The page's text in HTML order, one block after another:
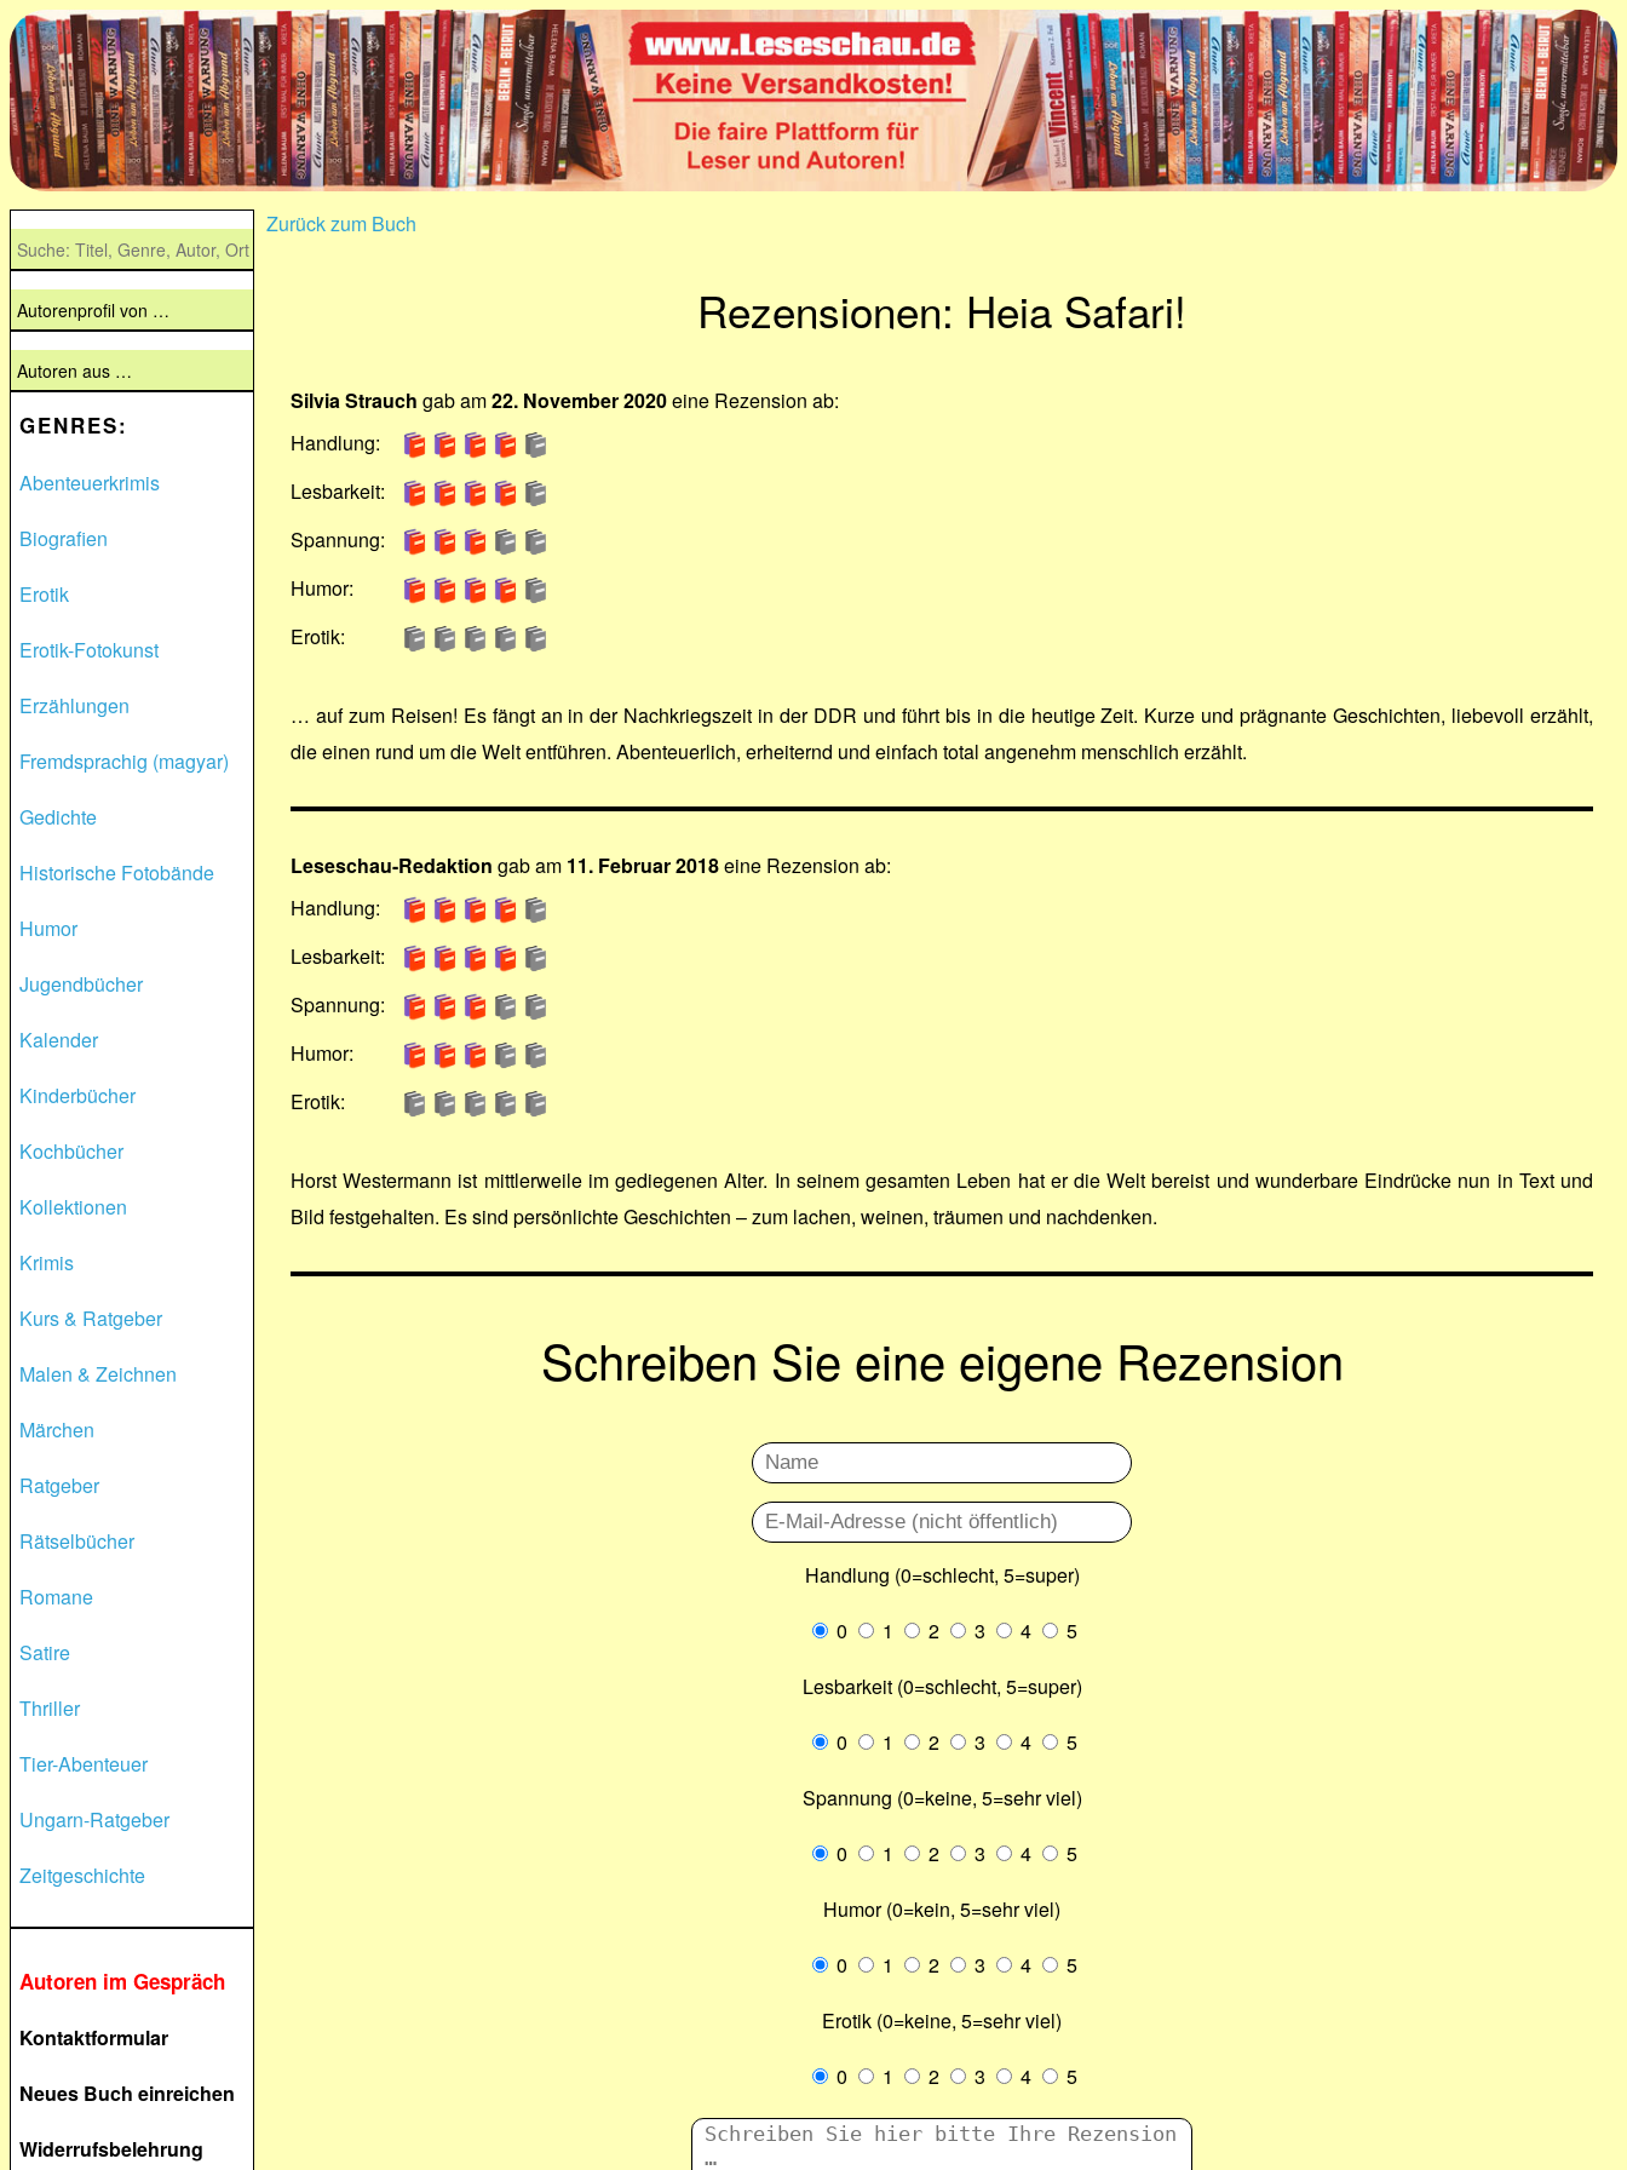
GENRES:
Abenteuerkrimis
Biografien
Erotik
Erotik-Fotokunst
Erzählungen
Fremdsprachig (magyar)
Gedichte
Historische Fotobände
Humor
Jugendbücher
Kalender
Kinderbücher
Kochbücher
Kollektionen
Krimis
Kurs & Ratgeber
Malen & Zeichnen
Märchen
Ratgeber
Rätselbücher
Romane
Satire
Thriller
Tier-Abenteuer
Ungarn-Ratgeber
Zeitgeschichte
Autoren im Gespräch
Kontaktformular
Neues Buch einreichen
Widerrufsbelehrung
Zurück zum Buch
Rezensionen: Heia Safari!
Silvia Strauch gab am22. November 2020eine Rezension ab:
Handlung:
Lesbarkeit:
Spannung:
Humor:
Erotik:
… auf zum Reisen! Es fängt an in der Nachkriegszeit in der DDR und führt bis in die heutige Zeit. Kurze und prägnante Geschichten, liebevoll erzählt,
die einen rund um die Welt entführen. Abenteuerlich, erheiternd und einfach total angenehm menschlich erzählt.
Leseschau-Redaktion gab am 11. Februar 2018eine Rezension ab:
Handlung:
Lesbarkeit:
Spannung:
Humor:
Erotik:
Horst Westermann ist mittlerweile im gediegenen Alter. In seinem gesamten Leben hat er die Welt bereist und wunderbare Eindrücke nun in Text und
Bild festgehalten. Es sind persönlichte Geschichten – zum lachen, weinen, träumen und nachdenken.
Schreiben Sie eine eigene Rezension
Handlung (0=schlecht, 5=super)
0
1 2 3 4
5
Lesbarkeit (0=schlecht, 5=super)
0
1 2 3 4
5
Spannung (0=keine, 5=sehr viel)
0
1 2 3 4
5
Humor (0=kein, 5=sehr viel)
0
1 2 3 4
5
Erotik (0=keine, 5=sehr viel)
0
1 2 3 4 5